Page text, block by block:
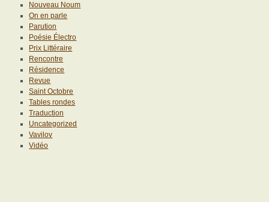
Nouveau Noum
On en parle
Parution
Poésie Électro
Prix Littéraire
Rencontre
Résidence
Revue
Saint Octobre
Tables rondes
Traduction
Uncategorized
Vavilov
Vidéo